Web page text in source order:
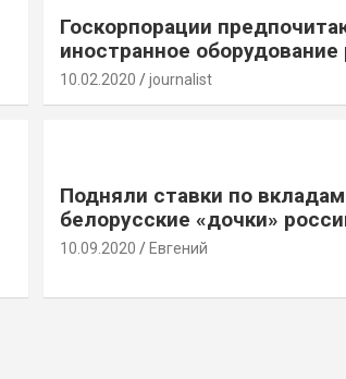
Госкорпорации
иностранное
10.02.2020 journalist
Подняли ставки по вкладам
белорусские «дочки»
10.09.2020 Евгений